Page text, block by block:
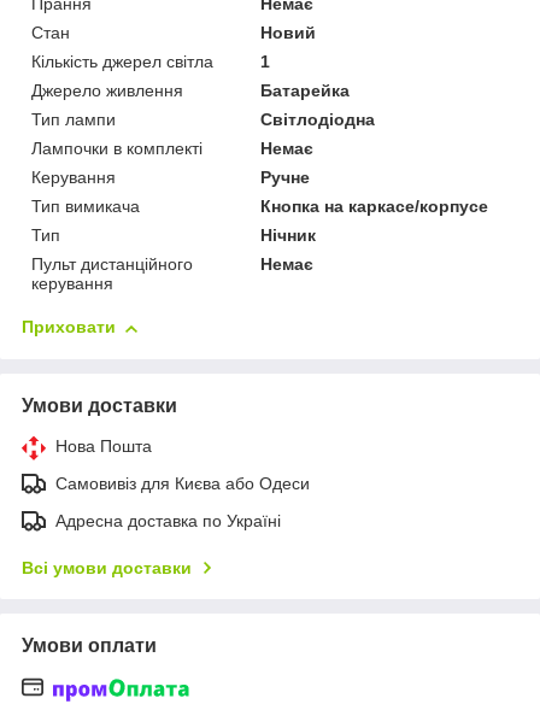
Прання
Немає
Стан
Новий
Кількість джерел світла
1
Джерело живлення
Батарейка
Тип лампи
Світлодіодна
Лампочки в комплекті
Немає
Керування
Ручне
Тип вимикача
Кнопка на каркасе/корпусе
Тип
Нічник
Пульт дистанційного
керування
Немає
Приховати
Умови доставки
Нова Пошта
Самовивіз для Києва або Одеси
Адресна доставка по Україні
Всі умови доставки
Умови оплати